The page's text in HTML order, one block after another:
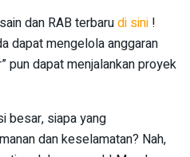
dan RAB terbarudi sini !
dapat mengelola anggaran
pun dapat menjalankan proyek
besar, siapa yang
dan keselamatan? Nah,